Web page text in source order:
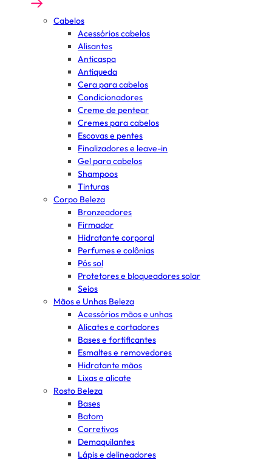
Cabelos
Acessórios cabelos
Alisantes
Anticaspa
Antiqueda
Cera para cabelos
Condicionadores
Creme de pentear
Cremes para cabelos
Escovas e pentes
Finalizadores e leave-in
Gel para cabelos
Shampoos
Tinturas
Corpo Beleza
Bronzeadores
Firmador
Hidratante corporal
Perfumes e colônias
Pós sol
Protetores e bloqueadores solar
Seios
Mãos e Unhas Beleza
Acessórios mãos e unhas
Alicates e cortadores
Bases e fortificantes
Esmaltes e removedores
Hidratante mãos
Lixas e alicate
Rosto Beleza
Bases
Batom
Corretivos
Demaquilantes
Lápis e delineadores